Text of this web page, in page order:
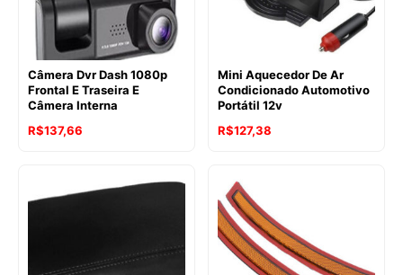
Câmera Dvr Dash 1080p
Frontal E Traseira E
Câmera Interna
R$137,66
Mini Aquecedor De Ar
Condicionado Automotivo
Portátil 12v
R$127,38